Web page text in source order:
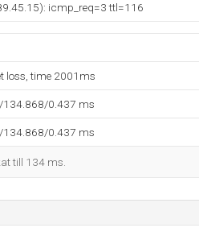
icmp_req=3 ttl=116
loss, time 2001ms
0.437 ms
0.437 ms
till 134 ms.